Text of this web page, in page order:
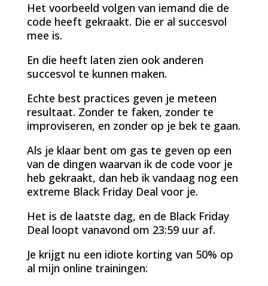
Het voorbeeld volgen van iemand die de
code heeft gekraakt. Die er al succesvol
mee is.
En die heeft laten zien ook anderen
succesvol te kunnen maken.
Echte best practices geven je meteen
resultaat. Zonder te faken, zonder te
improviseren, en zonder op je bek te gaan.
Als je klaar bent om gas te geven op een
van de dingen waarvan ik de code voor je
heb gekraakt, dan heb ik vandaag nog een
extreme Black Friday Deal voor je.
Het is de laatste dag, en de Black Friday
Deal loopt vanavond om 23:59 uur af.
Je krijgt nu een idiote korting van 50% op
al mijn online trainingen: